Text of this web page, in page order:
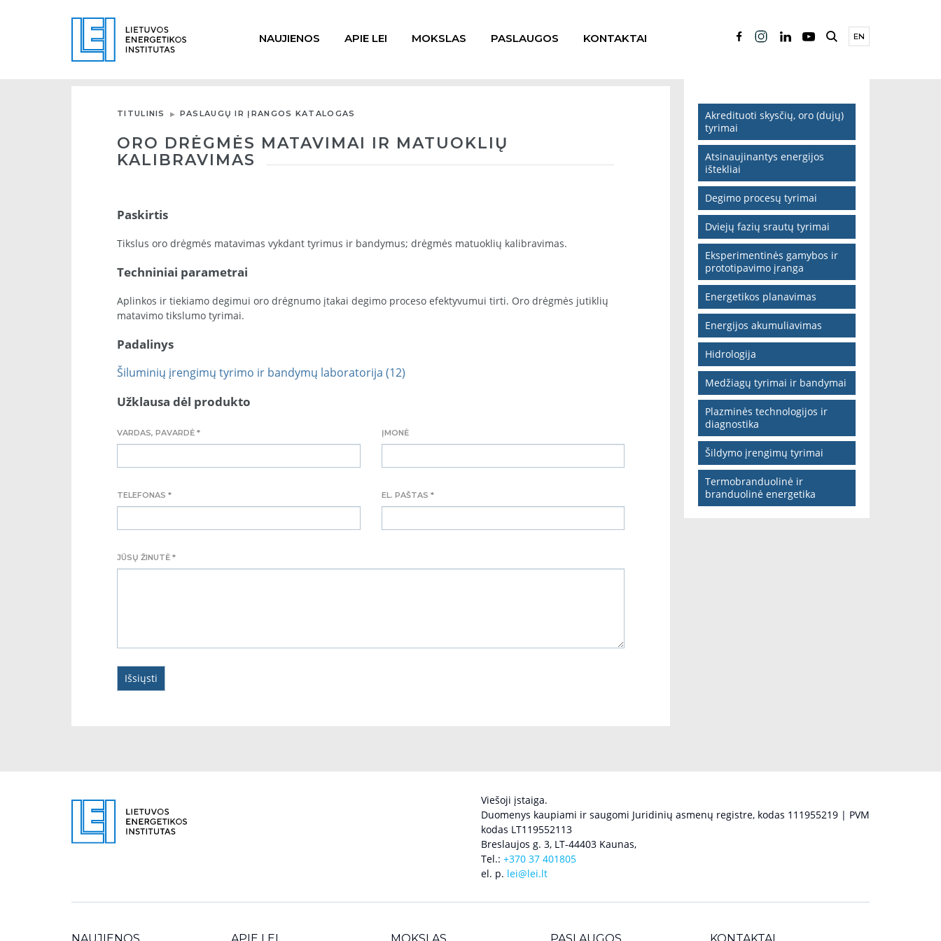
NAUJIENOS APIE LEI MOKSLAS PASLAUGOS KONTAKTAI EN
TITULINIS PASLAUGŲ IR ĮRANGOS KATALOGAS
ORO DRĖGMĖS MATAVIMAI IR MATUOKLIŲ
KALIBRAVIMAS
Paskirtis
Tikslus oro drėgmės matavimas vykdant tyrimus ir bandymus; drėgmės matuoklių kalibravimas.
Techniniai parametrai
Aplinkos ir tiekiamo degimui oro drėgnumo įtakai degimo proceso efektyvumui tirti. Oro drėgmės jutiklių
matavimo tikslumo tyrimai.
Padalinys
Šiluminių įrengimų tyrimo ir bandymų laboratorija (12)
Užklausa dėl produkto
VARDAS, PAVARDĖ * ĮMONĖ
TELEFONAS * EL. PAŠTAS *
JŪSŲ ŽINUTĖ *
Akredituoti skysčių, oro (dujų)
tyrimai
Atsinaujinantys energijos
ištekliai
Degimo procesų tyrimai
Dviejų fazių srautų tyrimai
Eksperimentinės gamybos ir
prototipavimo įranga
Energetikos planavimas
Energijos akumuliavimas
Hidrologija
Medžiagų tyrimai ir bandymai
Plazminės technologijos ir
diagnostika
Šildymo įrengimų tyrimai
Termobranduolinė ir
branduolinė energetika
Viešoji įstaiga.
Duomenys kaupiami ir saugomi Juridinių asmenų registre, kodas 111955219 | PVM
kodas LT119552113
Breslaujos g. 3, LT-44403 Kaunas,
Tel.: +370 37 401805
el. p. lei@lei.lt